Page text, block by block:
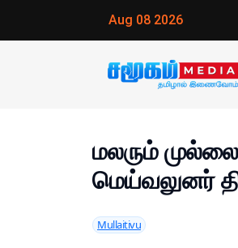
Aug 08 2026
மலரும்
மெய்வலுனர்
Mullaitivu